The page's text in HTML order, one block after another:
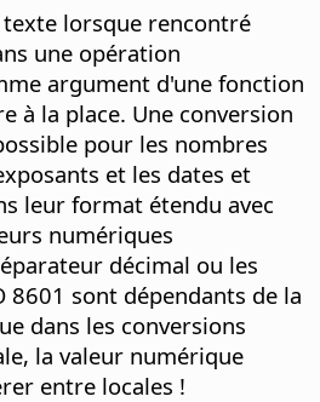
lorsque rencontré
une opération
argument d'une fonction
à la place. Une conversion
pour les nombres
et les dates et
leur format étendu avec
numériques
décimal ou les
8601 sont dépendants de la
dans les conversions
la valeur numérique
entre locales !